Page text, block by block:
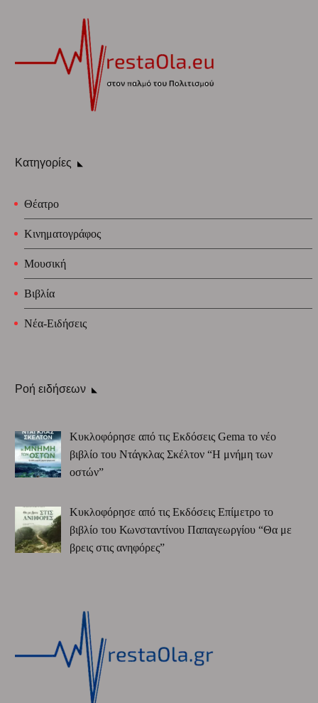
Κατηγορίες
Θέατρο
Κινηματογράφος
Μουσική
Βιβλία
Νέα-Ειδήσεις
Ροή ειδήσεων
Κυκλοφόρησε από τις Εκδόσεις Gema το νέο
βιβλίο του Ντάγκλας Σκέλτον “Η μνήμη των
οστών”
Κυκλοφόρησε από τις Εκδόσεις Επίμετρο το
βιβλίο του Κωνσταντίνου Παπαγεωργίου “Θα με
βρεις στις ανηφόρες”